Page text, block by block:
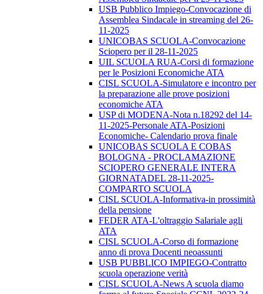
USB Pubblico Impiego-Convocazione di
Assemblea Sindacale in streaming del 26-
11-2025
UNICOBAS SCUOLA-Convocazione
Sciopero per il 28-11-2025
UIL SCUOLA RUA-Corsi di formazione
per le Posizioni Economiche ATA
CISL SCUOLA-Simulatore e incontro per
la preparazione alle prove posizioni
economiche ATA
USP di MODENA-Nota n.18292 del 14-
11-2025-Personale ATA-Posizioni
Economiche- Calendario prova finale
UNICOBAS SCUOLA E COBAS
BOLOGNA - PROCLAMAZIONE
SCIOPERO GENERALE INTERA
GIORNATADEL 28-11-2025-
COMPARTO SCUOLA
CISL SCUOLA-Informativa-in prossimità
della pensione
FEDER ATA-L'oltraggio Salariale agli
ATA
CISL SCUOLA-Corso di formazione
anno di prova Docenti neoassunti
USB PUBBLICO IMPIEGO-Contratto
scuola operazione verità
CISL SCUOLA-News A scuola diamo